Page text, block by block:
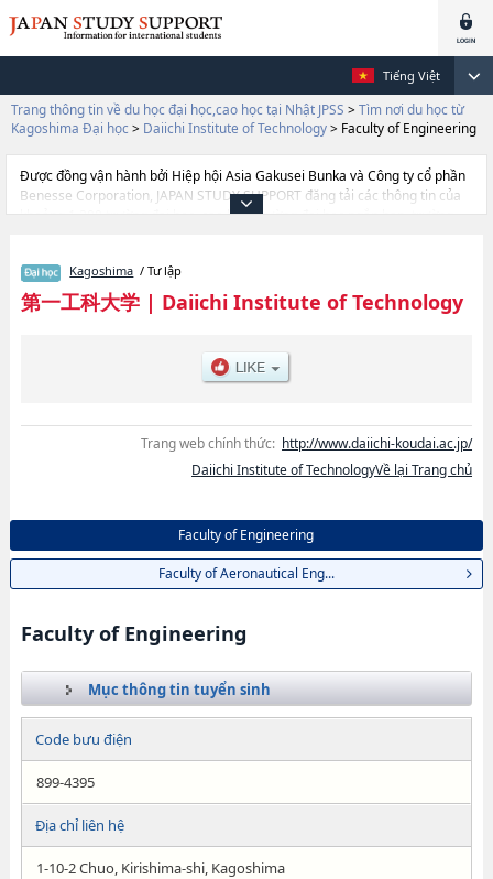
Tiếng Việt
Trang thông tin về du học đại học,cao học tại Nhật JPSS > Tìm nơi du học từ
Kagoshima Đại học > Daiichi Institute of Technology> Faculty of Engineering
Được đồng vận hành bởi Hiệp hội Asia Gakusei Bunka và Công ty cổ phần
Benesse Corporation, JAPAN STUDY SUPPORT đăng tải các thông tin của
khoảng 1.300 trường đại học, cao học, trường đại học ngắn hạn, trường
thông tin cần thiết dành cho du học sinh, như là về các Ngành Faculty of
EngineeringhoặcNgành Faculty of Aeronautical Engineering, thông tin về
từng ngành học, thông tin liên quan đến thi tuyển như số lượng tuyển sinh,
Kagoshima / Tư lập
第一工科大学| Daiichi Institute of Technology
Trang web chính thức: http://www.daiichi-koudai.ac.jp/
Daiichi Institute of TechnologyVề lại Trang chủ
Faculty of Engineering
Faculty of Aeronautical Eng...
Faculty of Engineering
Mục thông tin tuyển sinh
Code bưu điện
899-4395
Địa chỉ liên hệ
1-10-2 Chuo, Kirishima-shi, Kagoshima